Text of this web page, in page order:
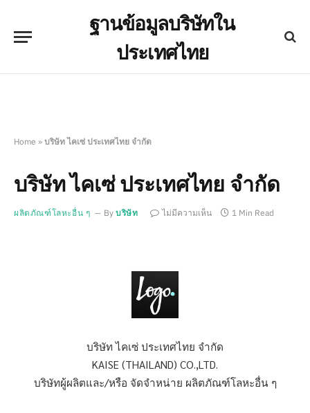
ฐานข้อมูลบริษัทใน
ประเทศไทย
Home » บริษัท ไคเซ่ ประเทศไทย จำกัด
บริษัท ไคเซ่ ประเทศไทย จำกัด
ผลิตภัณฑ์โลหะอื่น ๆ By บริษัท ไม่มีความเห็น 1 Min Read
บริษัท ไคเซ่ ประเทศไทย จำกัด
KAISE (THAILAND) CO.,LTD.
บริษัทผู้ผลิตและ/หรือ จัดจำหน่าย ผลิตภัณฑ์โลหะอื่น ๆ